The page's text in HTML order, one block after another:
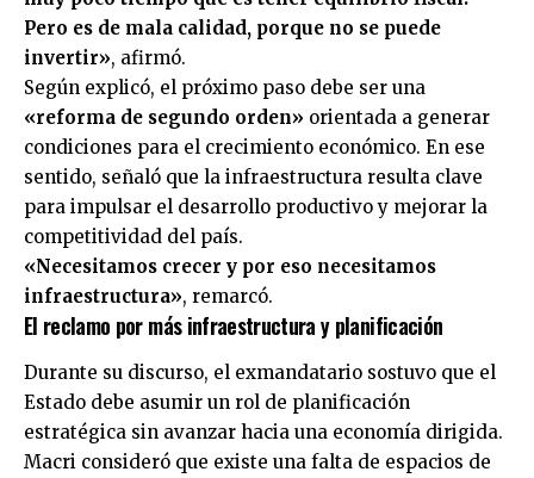
Pero es de mala calidad, porque no se puede
invertir», afirmó.
Según explicó, el próximo paso debe ser una
«reforma de segundo orden» orientada a generar
condiciones para el crecimiento económico. En ese
sentido, señaló que la infraestructura resulta clave
para impulsar el desarrollo productivo y mejorar la
competitividad del país.
«Necesitamos crecer y por eso necesitamos
infraestructura», remarcó.
El reclamo por más infraestructura y planificación
Durante su discurso, el exmandatario sostuvo que el
Estado debe asumir un rol de planificación
estratégica sin avanzar hacia una economía dirigida.
Macri consideró que existe una falta de espacios de